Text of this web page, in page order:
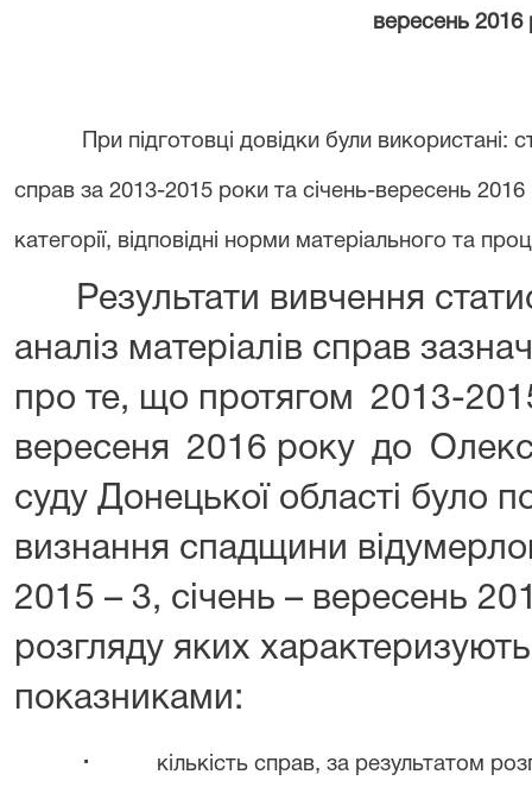
вересень201 6
При підготовці довідки були використані:
справ за 2013-201 5 роки та січень-вересень 201 6
категорії, відповідні норми матеріального та
Результати вивчення
аналіз матеріалів справ
про те, що протягом 2013-
вересеня 2016 року до
суду Донецької області було
визнання спадщини
2015 – 3, січень – вересень
розгляду яких
показниками:
· кількість справ, за результатом